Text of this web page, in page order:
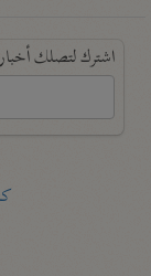
اشترك لتصلك